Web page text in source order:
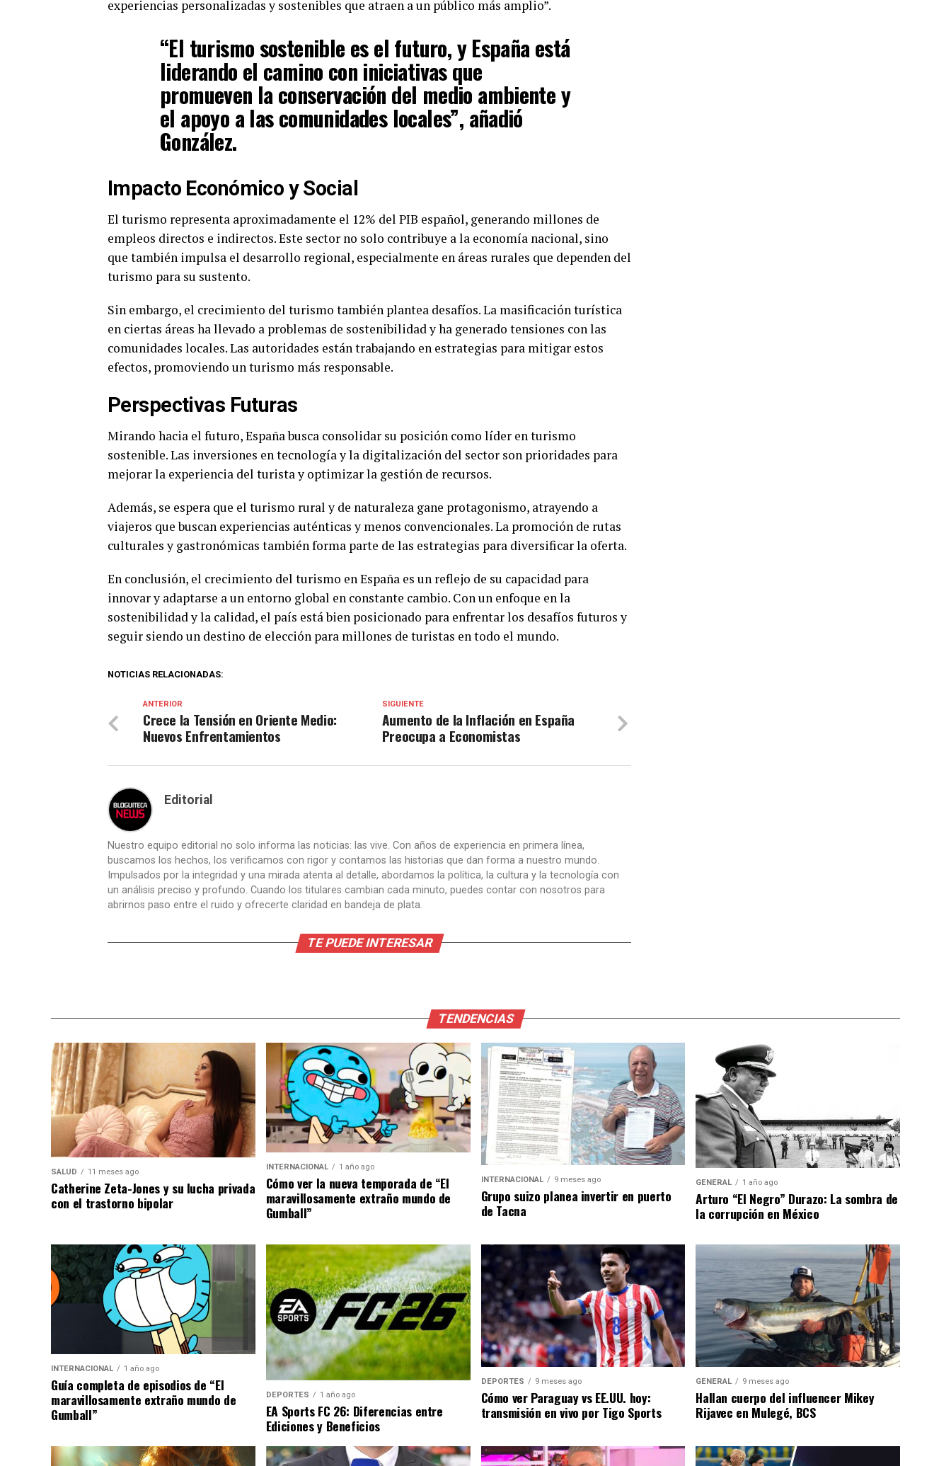
experiencias personalizadas y sostenibles que atraen a un público más amplio”.
“El turismo sostenible es el futuro, y España está
liderando el camino con iniciativas que
promueven la conservación del medio ambiente y
el apoyo a las comunidades locales”, añadió
González.
Impacto Económico y Social
El turismo representa aproximadamente el 12% del PIB español, generando millones de
empleos directos e indirectos. Este sector no solo contribuye a la economía nacional, sino
que también impulsa el desarrollo regional, especialmente en áreas rurales que dependen del
turismo para su sustento.
Sin embargo, el crecimiento del turismo también plantea desafíos. La masificación turística
en ciertas áreas ha llevado a problemas de sostenibilidad y ha generado tensiones con las
comunidades locales. Las autoridades están trabajando en estrategias para mitigar estos
efectos, promoviendo un turismo más responsable.
Perspectivas Futuras
Mirando hacia el futuro, España busca consolidar su posición como líder en turismo
sostenible. Las inversiones en tecnología y la digitalización del sector son prioridades para
mejorar la experiencia del turista y optimizar la gestión de recursos.
Además, se espera que el turismo rural y de naturaleza gane protagonismo, atrayendo a
viajeros que buscan experiencias auténticas y menos convencionales. La promoción de rutas
culturales y gastronómicas también forma parte de las estrategias para diversificar la oferta.
En conclusión, el crecimiento del turismo en España es un reflejo de su capacidad para
innovar y adaptarse a un entorno global en constante cambio. Con un enfoque en la
sostenibilidad y la calidad, el país está bien posicionado para enfrentar los desafíos futuros y
seguir siendo un destino de elección para millones de turistas en todo el mundo.
NOTICIAS RELACIONADAS:
SIGUIENTE
Aumento de la Inflación en España
Preocupa a Economistas
ANTERIOR
Crece la Tensión en Oriente Medio:
Nuevos Enfrentamientos
Editorial
Nuestro equipo editorial no solo informa las noticias: las vive. Con años de experiencia en primera línea,
buscamos los hechos, los verificamos con rigor y contamos las historias que dan forma a nuestro mundo.
Impulsados por la integridad y una mirada atenta al detalle, abordamos la política, la cultura y la tecnología con
un análisis preciso y profundo. Cuando los titulares cambian cada minuto, puedes contar con nosotros para
abrirnos paso entre el ruido y ofrecerte claridad en bandeja de plata.
TE PUEDE INTERESAR
TENDENCIAS
SALUD 11 meses ago
Catherine Zeta-Jones y su lucha privada
con el trastorno bipolar
INTERNACIONAL 1 año ago
Cómo ver la nueva temporada de “El
maravillosamente extraño mundo de
Gumball”
INTERNACIONAL 9 meses ago
Grupo suizo planea invertir en puerto
de Tacna
GENERAL 1 año ago
Arturo “El Negro” Durazo: La sombra de
la corrupción en México
INTERNACIONAL 1 año ago
Guía completa de episodios de “El
maravillosamente extraño mundo de
Gumball”
DEPORTES 1 año ago
EA Sports FC 26: Diferencias entre
Ediciones y Beneficios
DEPORTES 9 meses ago
Cómo ver Paraguay vs EE.UU. hoy:
transmisión en vivo por Tigo Sports
GENERAL 9 meses ago
Hallan cuerpo del influencer Mikey
Rijavec en Mulegé, BCS